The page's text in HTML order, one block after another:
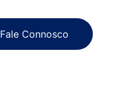
Fale Connosco